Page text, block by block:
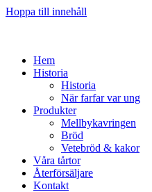
Hoppa till innehåll
Hem
Historia
Historia
När farfar var ung
Produkter
Mellbykavringen
Bröd
Vetebröd & kakor
Våra tårtor
Återförsäljare
Kontakt